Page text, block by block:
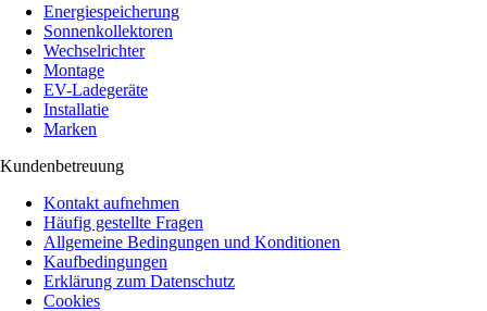
Energiespeicherung
Sonnenkollektoren
Wechselrichter
Montage
EV-Ladegeräte
Installatie
Marken
Kundenbetreuung
Kontakt aufnehmen
Häufig gestellte Fragen
Allgemeine Bedingungen und Konditionen
Kaufbedingungen
Erklärung zum Datenschutz
Cookies